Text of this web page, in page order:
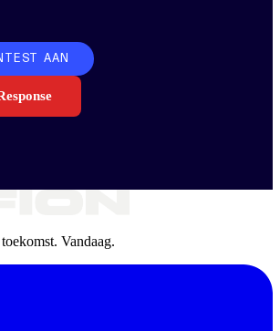
AAN
Vandaag.